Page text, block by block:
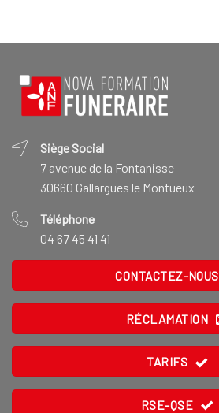
Siège Social
7 avenue de la Fontanisse
30660 Gallargues le Montueux
Téléphone
04 67 45 41 41
CONTACTEZ-NOUS
RÉCLAMATION
TARIFS
RSE-QSE